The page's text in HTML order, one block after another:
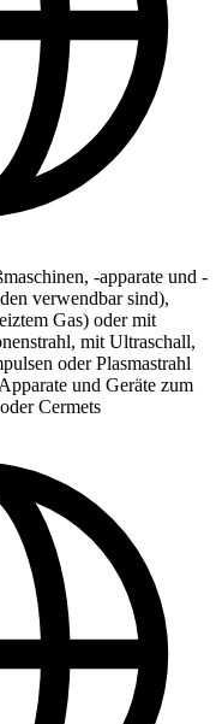
-apparate und -
verwendbar sind),
Gas) oder mit
mit Ultraschall,
oder Plasmastrahl
und Geräte zum
Cermets